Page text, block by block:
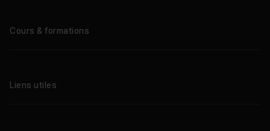
Cours & formations
Formations certifiantes
Liens utiles